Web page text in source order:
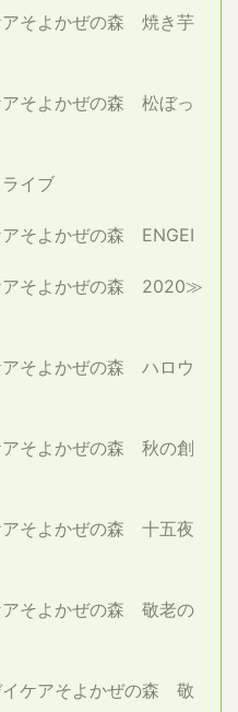
そよかぜの森 焼き芋
そよかぜの森 松ぼっ
イブ
そよかぜの森 ENGEI
アそよかぜの森 2020≫
そよかぜの森 ハロウ
そよかぜの森 秋の創
そよかぜの森 十五夜
そよかぜの森 敬老の
ケアそよかぜの森 敬